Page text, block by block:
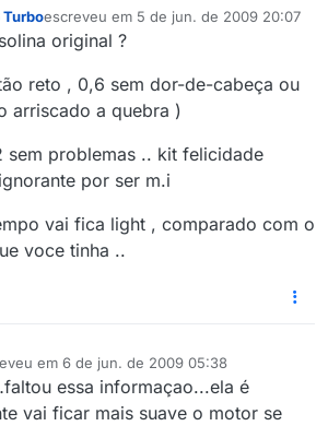
Turboescreveu em 5 de jun. de 2009 20:07
última edição por
original ?
reto , 0,6 sem dor-de-cabeça ou
arriscado a quebra )
sem problemas .. kit felicidade
por ser m.i
vai fica light , comparado com o
voce tinha ..
em 6 de jun. de 2009 05:38
edição por
essa informaçao...ela é
vai ficar mais suave o motor se